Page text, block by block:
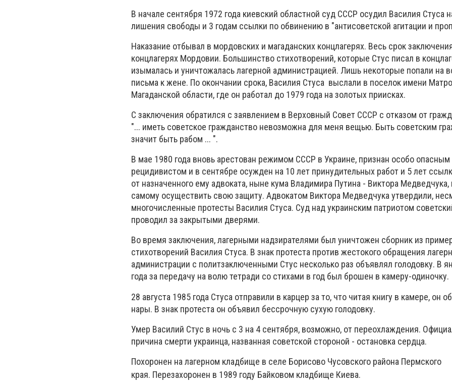
В начале сентября 1972 года киевский областной суд СССР осудил Василия Стуса
лишения свободы и 3 годам ссылки по обвинению в "антисоветской агитации и
Наказание отбывал в мордовских и магаданских концлагерях. Весь срок
концлагерях Мордовии. Большинство стихотворений, которые Стус писал в
изымалась и уничтожалась лагерной администрацией. Лишь некоторые попали на
письма к жене. По окончании срока, Василия Стуса выслали в поселок имени
Магаданской области, где он работал до 1979 года на золотых приисках.
С заключения обратился с заявлением в Верховный Совет СССР с отказом от
"... иметь советское гражданство невозможна для меня вещью. Быть советским
значит быть рабом ... ".
В мае 1980 года вновь арестован режимом СССР в Украине, признан особо опасным
рецидивистом и в сентябре осужден на 10 лет принудительных работ и 5 лет
от назначенного ему адвоката, ныне кума Владимира Путина - Виктора Медведчука,
самому осуществить свою защиту. Адвокатом Виктора Медведчука утвердили,
многочисленные протесты Василия Стуса. Суд над украинским патриотом
проводил за закрытыми дверями.
Во время заключения, лагерными надзирателями был уничтожен сборник из
стихотворений Василия Стуса. В знак протеста против жестокого обращения
администрации с политзаключенными Стус несколько раз объявлял голодовку. В
года за передачу на волю тетради со стихами в год был брошен в камеру-одиночку.
28 августа 1985 года Стуса отправили в карцер за то, что читая книгу в камере, он
нары. В знак протеста он объявил бессрочную сухую голодовку.
Умер Василий Стус в ночь с 3 на 4 сентября, возможно, от переохлаждения.
причина смерти украинца, названная советской стороной - остановка сердца.
Похоронен на лагерном кладбище в селе Борисово Чусовского района Пермского
края. Перезахоронен в 1989 году Байковом кладбище Киева.